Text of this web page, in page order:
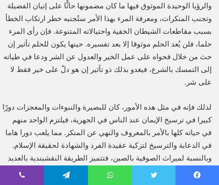
والرؤيا الوحيدة الموثوق فيها ما كان مضمونها حاثًّا على إتيان الفضيلة
وتجنب المنكرات، ومعرفة المرء بهذا الأمر ستُجنبه خطر ارتكاب الخطأ
بسبب مقاطعات الشيطان الخفية واحتيالاته المتنوعة. فإن رأى المرء
حلما، فلن يُعد الحلم موثوقا إلا بعد تفسيره. حينها يكون للحلم تأثير إن
حث من خلال فحواه على عمل الخير والعدول عن الشر ودعا في طياته
إلى التمسك بالشرع، فيغدو بذلك ذو تأثير إن هو دلّ على خير فقط لا
على شر.
لذلك فإنه في مثل هذه الأمور، كان للبصيرة والنبوءات والمعجزات دورًا
كبيرا في ترسيخ الإيمان عند الناس في الجهرية، فيلتزم الواحد منهم
في حياته كلها بالأمر بالمعروف والنهي عن المنكر. مما يلعب دورا هاما
في الدعاية والترسيخ لتزكية عقيدة الفرد والشهادة لحقيقة الإسلام.
وبالنسبة لميراث الصوفية بالصين، فتتميز الطريقة النقشبندية بالعديد
من الخاصيات المشتركة، التي أعانت الطوائف المحلية على الازدهار